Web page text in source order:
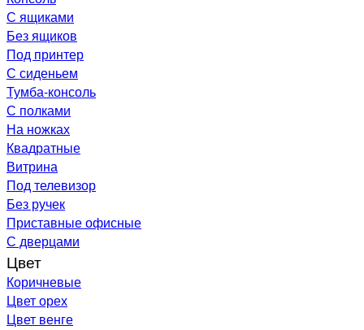
С ящиками
Без ящиков
Под принтер
С сиденьем
Тумба-консоль
С полками
На ножках
Квадратные
Витрина
Под телевизор
Без ручек
Приставные офисные
С дверцами
Цвет
Коричневые
Цвет орех
Цвет венге